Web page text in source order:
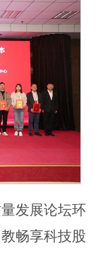
发展论坛环
畅享科技股